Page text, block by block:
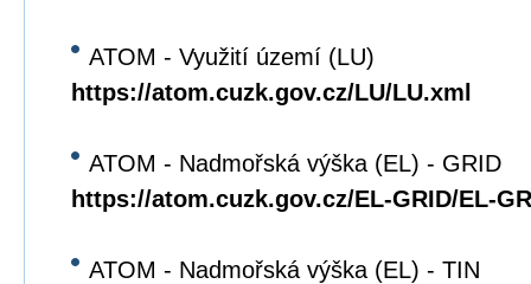
ATOM - Využití území (LU)
https://atom.cuzk.gov.cz/LU/LU.xml
ATOM - Nadmořská výška (EL) - GRID
https://atom.cuzk.gov.cz/EL-GRID/EL-
ATOM - Nadmořská výška (EL) - TIN